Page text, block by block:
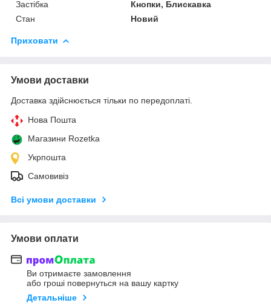
Застібка
Кнопки, Блискавка
Стан
Новий
Приховати
Умови доставки
Доставка здійснюється тільки по передоплаті.
Нова Пошта
Магазини Rozetka
Укрпошта
Самовивіз
Всі умови доставки
Умови оплати
Ви отримаєте замовлення
або гроші повернуться на вашу картку
Детальніше